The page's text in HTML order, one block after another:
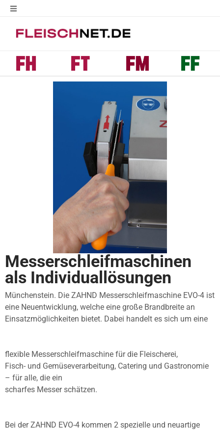
Messerschleifmaschinen
als Individuallösungen
Münchenstein. Die ZAHND Messerschleifmaschine EVO-4 ist
eine Neuentwicklung, welche eine große Brandbreite an
Einsatzmöglichkeiten bietet. Dabei handelt es sich um eine
flexible Messerschleifmaschine für die Fleischerei,
Fisch- und Gemüseverarbeitung, Catering und Gastronomie
– für alle, die ein
scharfes Messer schätzen.
Bei der ZAHND EVO-4 kommen 2 spezielle und neuartige